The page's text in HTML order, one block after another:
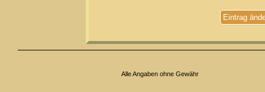
Eintrag
Alle Angaben ohne Gewähr